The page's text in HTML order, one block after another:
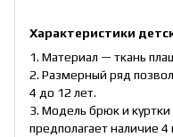
Характеристики
1. Материал — ткань
2. Размерный ряд
4 до 12 лет.
3. Модель брюк и
предполагает наличие